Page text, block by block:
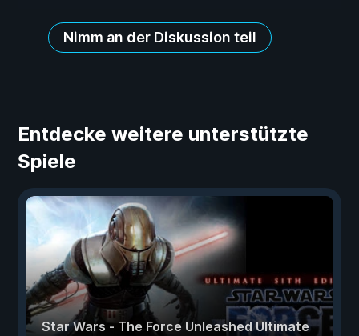
Nimm an der Diskussion teil
Entdecke weitere unterstützte
Spiele
Star Wars - The Force Unleashed Ultimate